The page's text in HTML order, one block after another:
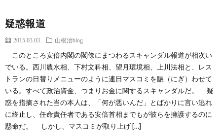
疑惑報道
2015.03.03 山根治blog
このところ安倍内閣の閣僚にまつわるスキャンダル報道が相次い
でいる。西川農水相、下村文科相、望月環境相、上川法相と、レス
トランの日替りメニューのように連日マスコミを賑（にぎ）わせて
いる。すべて政治資金、つまりお金に関するスキャンダルだ。 疑
惑を指摘された当の本人は、「何が悪いんだ」とばかりに言い逃れ
に終止し、任命責任者である安倍首相までもが彼らを擁護するのに
懸命だ。 しかし、マスコミが取り上げ […]